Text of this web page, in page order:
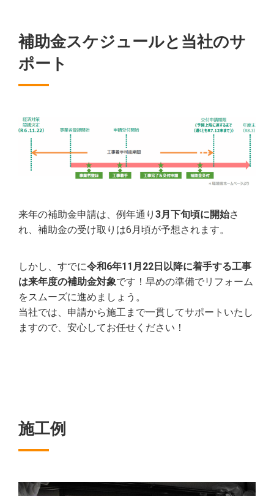
補助金スケジュールと当社のサ
ポート
来年の補助金申請は、例年通り 3月下旬頃に開始さ
れ、補助金の受け取りは6月頃が予想されます。
しかし、すでに令和6年11月22日以降に着手する工事
は来年度の補助金対象です！早めの準備でリフォーム
をスムーズに進めましょう。
当社では、申請から施工まで一貫してサポートいたし
ますので、安心してお任せください！
施工例